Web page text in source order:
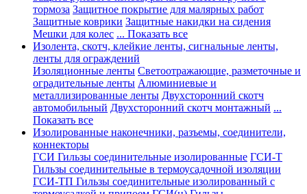
тормоза Защитное покрытие для малярных работ
Защитные коврики Защитные накидки на сидения
Мешки для колес ... Показать все
Изолента, скотч, клейкие ленты, сигнальные ленты,
ленты для ограждений
Изоляционные ленты Светоотражающие, разметочные и
оградительные ленты Алюминиевые и
металлизированные ленты Двухсторонний скотч
автомобильный Двухсторонний скотч монтажный ...
Показать все
Изолированные наконечники, разъемы, соединители,
коннекторы
ГСИ Гильзы соединительные изолированные ГСИ-Т
Гильзы соединительные в термоусадочной изоляции
ГСИ-ТП Гильзы соединительные изолированный с